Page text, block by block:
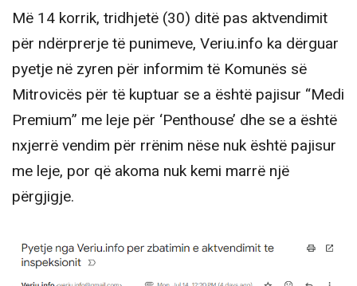
Më 14 korrik, tridhjetë (30) ditë pas aktvendimit
për ndërprerje të punimeve, Veriu.info ka dërguar
pyetje në zyren për informim të Komunës së
Mitrovicës për të kuptuar se a është pajisur “Medi
Premium” me leje për ‘Penthouse’ dhe se a është
nxjerrë vendim për rrënim nëse nuk është pajisur
me leje, por që akoma nuk kemi marrë një
përgjigje.